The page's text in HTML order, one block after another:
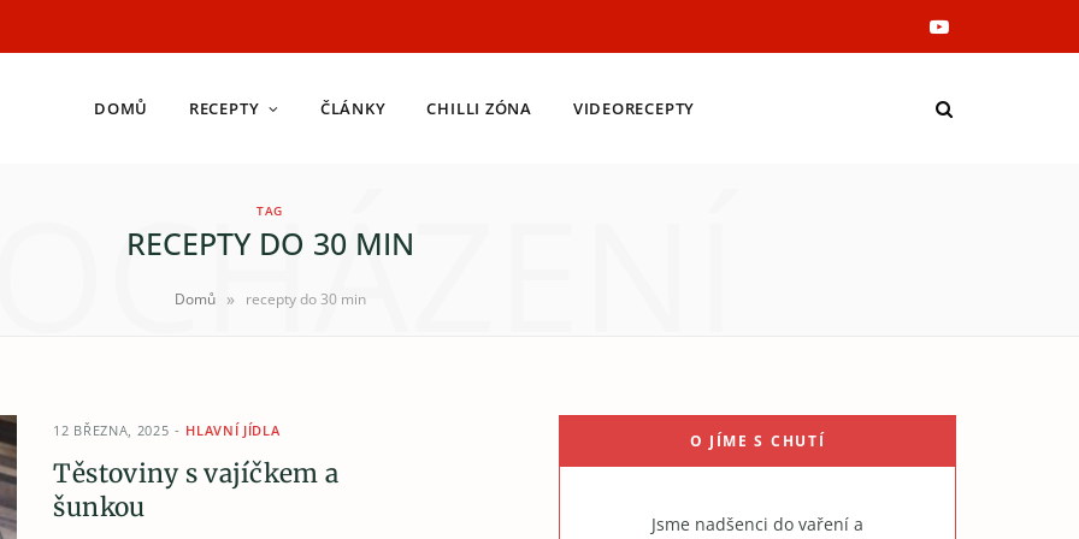
Y
DOMŮ RECEPTY ČLÁNKY CHILLI ZÓNA VIDEORECEPTY
TAG
RECEPTY DO 30 MIN
Domů » recepty do 30 min
12 BŘEZNA, 2025 HLAVNÍ JÍDLA
Těstoviny s vajíčkem a
šunkou
O JÍME S CHUTÍ
Jsme nadšenci do vaření a